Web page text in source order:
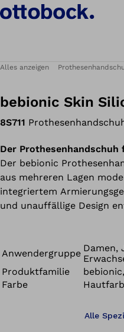
Alles anzeigen
bebionic Skin
8S711
Der
Der bebionic
aus mehreren Lagen
integriertem
und unauffällige Design
Anwendergruppe Damen,
Produktfamilie
Farbe
Alle